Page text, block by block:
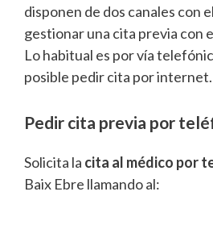
disponen de dos canales con
gestionar una cita previa con
Lo habitual es por vía
posible pedir cita por internet.
Pedir cita previa por
Solicita la cita al médico por
Baix Ebre llamando al: